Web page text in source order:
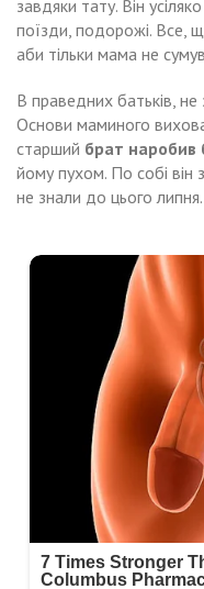
завдяки тату. Він
поїзди, подорожі. Все,
аби тільки мама не
В праведних батьків, не
Основи маминого
старший брат наробив
йому пухом. По собі він
не знали до цього липня.